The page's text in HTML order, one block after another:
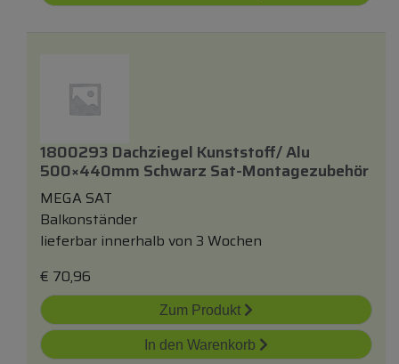
1800293 Dachziegel Kunststoff/ Alu
500×440mm Schwarz Sat-Montagezubehör
MEGA SAT
Balkonständer
lieferbar innerhalb von 3 Wochen
€ 70,96
Zum Produkt
In den Warenkorb